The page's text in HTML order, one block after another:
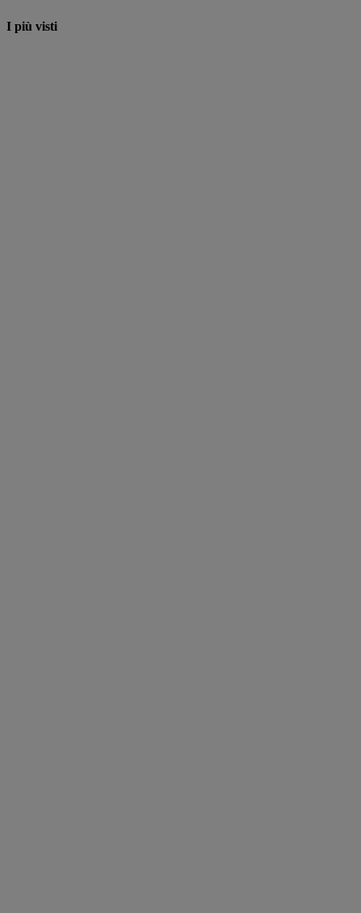
I più visti